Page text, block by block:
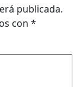
publicada.
con *